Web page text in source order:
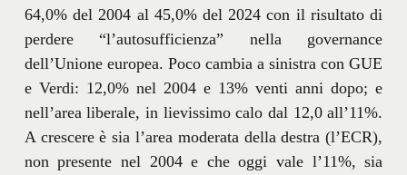
64,0% del 2004 al 45,0% del 2024 con il risultato di
perdere “l’autosufficienza” nella governance
dell’Unione europea. Poco cambia a sinistra con GUE
e Verdi: 12,0% nel 2004 e 13% venti anni dopo; e
nell’area liberale, in lievissimo calo dal 12,0 all’11%.
A crescere è sia l’area moderata della destra (l’ECR),
non presente nel 2004 e che oggi vale l’11%, sia